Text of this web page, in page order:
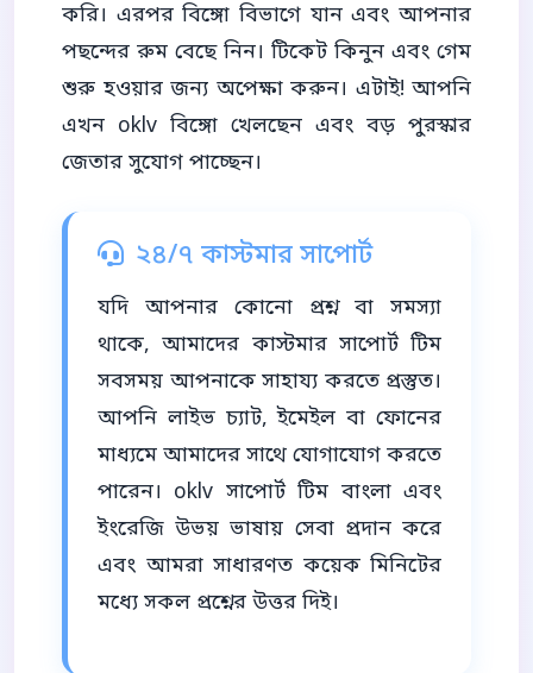
করি। এরপর বিঙ্গো বিভাগে যান এবং আপনার
পছন্দের রুম বেছে নিন। টিকেট কিনুন এবং গেম
শুরু হওয়ার জন্য অপেক্ষা করুন। এটাই! আপনি
এখন oklv বিঙ্গো খেলছেন এবং বড় পুরস্কার
জেতার সুযোগ পাচ্ছেন।
২৪/৭ কাস্টমার সাপোর্ট
যদি আপনার কোনো প্রশ্ন বা সমস্যা
থাকে, আমাদের কাস্টমার সাপোর্ট টিম
সবসময় আপনাকে সাহায্য করতে প্রস্তুত।
আপনি লাইভ চ্যাট, ইমেইল বা ফোনের
মাধ্যমে আমাদের সাথে যোগাযোগ করতে
পারেন। oklv সাপোর্ট টিম বাংলা এবং
ইংরেজি উভয় ভাষায় সেবা প্রদান করে
এবং আমরা সাধারণত কয়েক মিনিটের
মধ্যে সকল প্রশ্নের উত্তর দিই।